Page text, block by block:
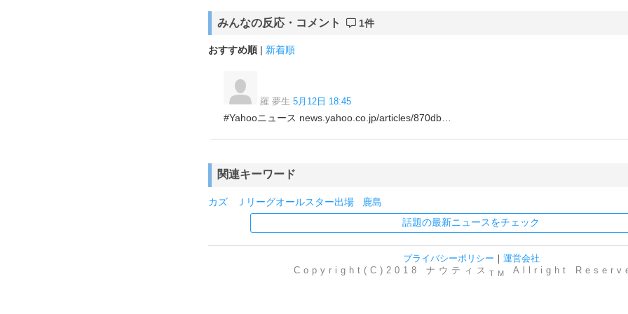
みんなの反応・コメント 1件
おすすめ順 | 新着順
羅 夢生 5月12日 18:45
#Yahooニュース news.yahoo.co.jp/articles/870db…
関連キーワード
カズ Ｊリーグオールスター出場
鹿島
話題の最新ニュースをチェック
プライバシーポリシー ｜ 運営会社
Copyright(C)2018 ナウティス TM Allright